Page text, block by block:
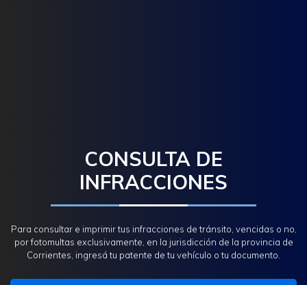
CONSULTA DE
INFRACCIONES
Para consultar e imprimir tus infracciones de tránsito, vencidas o no,
por fotomultas exclusivamente, en la jurisdicción de la provincia de
Corrientes, ingresá tu patente de tu vehículo o tu documento.